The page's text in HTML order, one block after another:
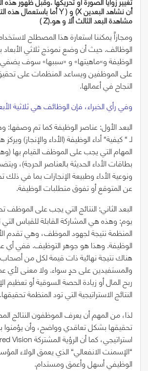
‬أن‭ ‬نشاهد‭ ‬البعدين‭ ‬ (X‭ ‬و‭ ‬ Y‭ ‬)
‬مشاهدة‭ ‬البعد‭ ‬الثالث‭ ‬ألا‭ ‬و‭ ‬هو‭ ‬ ( Z)‭.‬
ومجازاً يمكننا استعارة هذا المصطلح
الوظائف. حيث أن وضع نموذج ثلاثي الأبعاد
الوظيفة و»ماهيتها» و «سببها» سوف يضفي
على الموظفين ويساعد المنظمات على
النجاح في أعمالها.
وفي رأي الخبراء، فإن الوظائف هي ثلاثية
البعد الأول: عناصر الوظيفة كما تم وصفها:
لـ“كيفية“أداء الوظيفة(الأداء والإنجاز)ويركز
المهام التي يجب على الموظف القيام
بطاقات الأداء الحديثة بالعناصر الحرجة)،
ونوعية الأداء وطبيعة الإنجازات بما في
عن المتوقع أو تفوق متطلبات الوظيفة.
البعد الثاني:النتائج التي يجب على الموظف
يوم: وهذه هي المشاركة القابلة للقياس
المنظمة نتيجة لجهود الموظف، وهي تقدم
الوظيفة. وهذا هو جوهر التوظيف. ففي
هناك نتيجة نهائية ذات قيمة لكل من
والمستفيدين على حدسواء. ولا معنى لأي
ربح المال أو زيادة الحصة السوقية أو تعظيم
النتائج الاستراتيجية التي تود المنظمة تحقيقها.
لذا، من المهم أن يعرف الموظفون النتائج
تحقيقها بشكل تعاقدي وواضح، وأن يؤمنوا
استراتيجي، كما أن الرؤية المشتركةVision
“الإسمنت الانفعالي“الذي يعمق الولاء
الوظيفي أسهل وأعمق ومستدام.